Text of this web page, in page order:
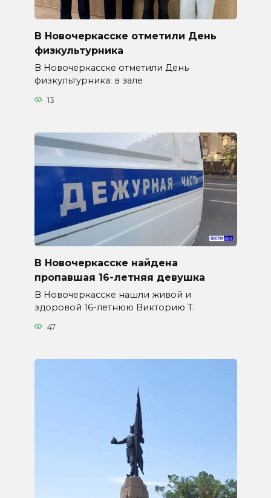
В Новочеркасске отметили День
физкультурника
В Новочеркасске отметили День
физкультурника: в зале
13
В Новочеркасске найдена
пропавшая 16-летняя девушка
В Новочеркасске нашли живой и
здоровой 16-летнюю Викторию Т.
47